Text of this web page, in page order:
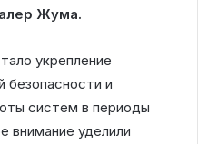
Жума.
укрепление
безопасности и
систем в периоды
внимание уделили